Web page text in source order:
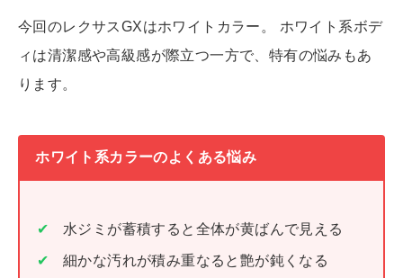
今回のレクサスGXはホワイトカラー。 ホワイト系ボデ
ィは清潔感や高級感が際立つ一方で、特有の悩みもあ
ります。
ホワイト系カラーのよくある悩み
水ジミが蓄積すると全体が黄ばんで見える
細かな汚れが積み重なると艶が鈍くなる